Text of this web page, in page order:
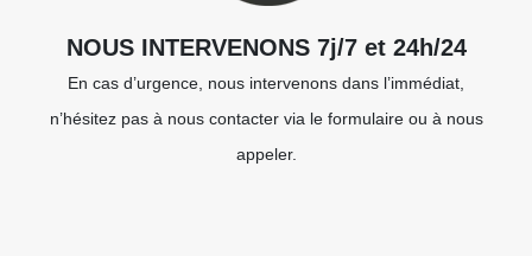
NOUS INTERVENONS 7j/7 et 24h/24
En cas d’urgence, nous intervenons dans l’immédiat,
n’hésitez pas à nous contacter via le formulaire ou à nous
appeler.